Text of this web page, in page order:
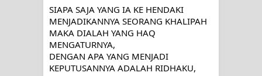
Syahadat… tapi belum benar-benar
KISAH WALI SUFI, YANG BACAAN
SIAPA SAJA YANG IA KE HENDAKI
MENJADIKANNYA SEORANG KHALIPAH
MAKA DIALAH YANG HAQ
MENGATURNYA,
DENGAN APA YANG MENJADI
KEPUTUSANNYA ADALAH RIDHAKU,